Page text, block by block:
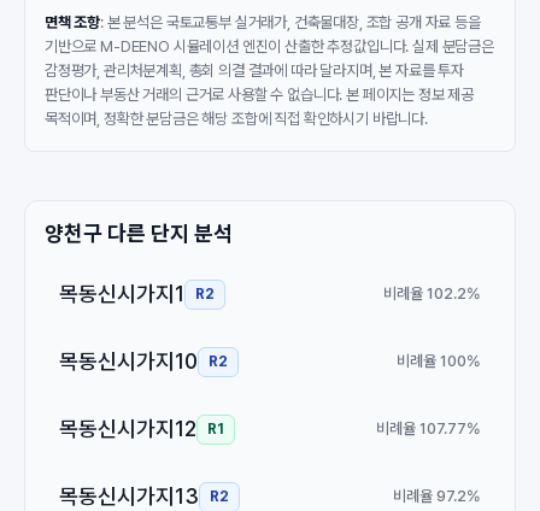
면책 조항: 본 분석은 국토교통부 실거래가, 건축물대장, 조합 공개 자료 등을
기반으로 M-DEENO 시뮬레이션 엔진이 산출한 추정값입니다. 실제 분담금은
감정평가, 관리처분계획, 총회 의결 결과에 따라 달라지며, 본 자료를 투자
판단이나 부동산 거래의 근거로 사용할 수 없습니다. 본 페이지는 정보 제공
목적이며, 정확한 분담금은 해당 조합에 직접 확인하시기 바랍니다.
양천구 다른 단지 분석
목동신시가지1 R2 비례율 102.2%
목동신시가지10 R2 비례율 100%
목동신시가지12 R1 비례율 107.77%
목동신시가지13 R2 비례율 97.2%